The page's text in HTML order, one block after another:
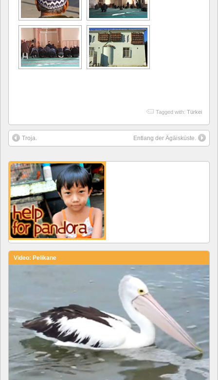
Tagged with: Türkei
Troja. Entlang der Ägäisküste.
Video: Pelikane